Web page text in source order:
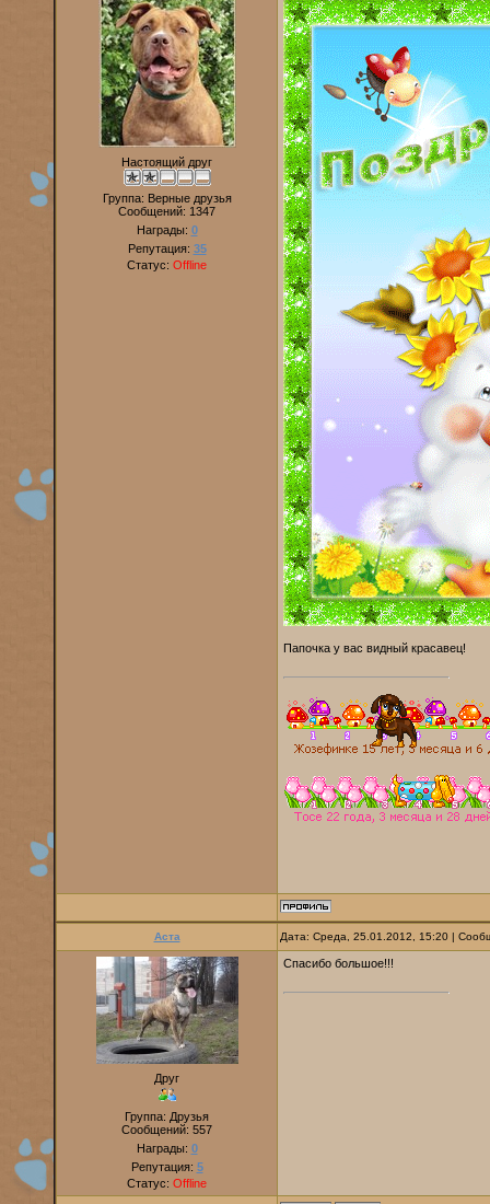
Настоящий друг
Группа: Верные друзья
Сообщений: 1347
Награды: 0
Репутация: 35
Статус: Offline
Папочка у вас видный красавец!
Аста Дата: Среда, 25.01.2012, 15:20 |
Друг
Группа: Друзья
Сообщений: 557
Награды: 0
Репутация: 5
Статус: Offline
Спасибо большое!!!